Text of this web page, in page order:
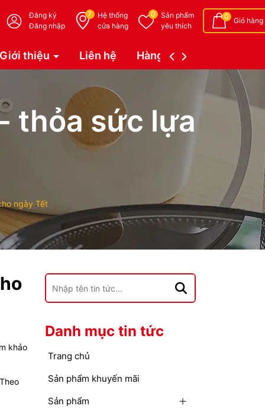
Đăng ký
Đăng nhập
7
Hệ thống
cửa hàng
0
Sản phẩm
yêu thích
0 Giỏ hàng
Giới thiệu Liên hệ Hàng đặt trước (Coming
thỏa sức lựa
ngày Tết
khảo
Danh mục tin tức
Trang chủ
Sản phẩm khuyến mãi
Sản phẩm